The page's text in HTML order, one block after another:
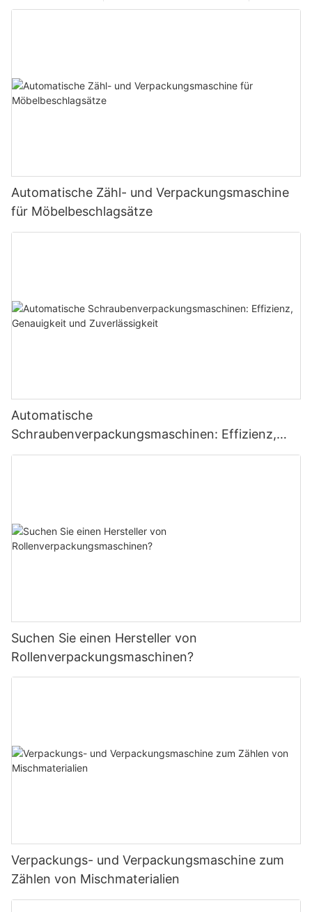
Automatische Zähl- und Verpackungsmaschine
für Möbelbeschlagsätze
Automatische
Schraubenverpackungsmaschinen: Effizienz,
Genauigkeit und Zuverlässigkeit
Suchen Sie einen Hersteller von
Rollenverpackungsmaschinen?
Verpackungs- und Verpackungsmaschine zum
Zählen von Mischmaterialien